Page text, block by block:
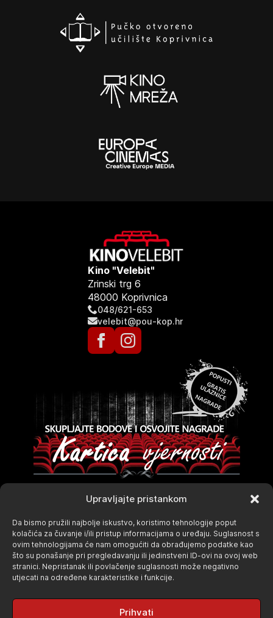
Upravljajte pristankom
Da bismo pružili najbolje iskustvo, koristimo tehnologije poput
kolačića za čuvanje i/ili pristup informacijama o uređaju. Suglasnost s
ovim tehnologijama će nam omogućiti da obrađujemo podatke kao
što su ponašanje pri pregledavanju ili jedinstveni ID-ovi na ovoj web
stranici. Nepristanak ili povlačenje suglasnosti može negativno
utjecati na određene karakteristike i funkcije.
Prihvati
Kino "Velebit"
Zrinski trg 6
48000 Koprivnica
048/621-653
velebit@pou-kop.hr